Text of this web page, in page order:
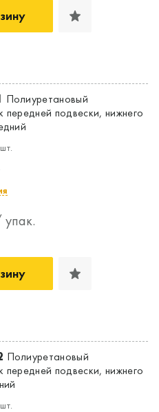
выбрать другой
Полиуретановый
передней подвески, нижнего
Полиуретановый
передней подвески, нижнего